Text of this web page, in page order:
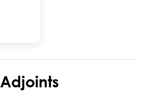
Adjoints